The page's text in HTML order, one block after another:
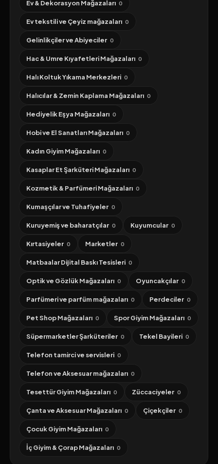
Ev & Dekorasyon Mağazaları 0
Ev tekstili ve Çeyiz mağazaları 0
Gelinlikçiler ve Abiyeciler 0
Hac & Umre Kıyafetleri Mağazaları 0
Halı Koltuk Yıkama Merkezleri 0
Halıcılar & Zemin Kaplama Mağazaları 0
Hediyelik Eşya Mağazaları 0
Hobi ve El Sanatları Mağazaları 0
Kadın Giyim Mağazaları 0
Kasaplar Et Şarküteri Mağazaları 0
Kozmetik & Parfümeri Mağazaları 0
Kumaşçılar ve Tuhafiyeler 0
Kuruyemiş ve baharatçılar 0 Kuyumcular 0
Kırtasiyeler 0 Marketler 0
Matbaalar Dijital Baskı Tesisleri 0
Optik ve Gözlük Mağazaları 0 Oyuncakçılar 0
Parfümeri ve parfüm mağazaları 0 Perdeciler 0
Pet Shop Mağazaları 0 Spor Giyim Mağazaları 0
Süpermarketler Şarküteriler 0 Tekel Bayileri 0
Telefon tamirci ve servisleri 0
Telefon ve Aksesuar mağazaları 0
Tesettür Giyim Mağazaları 0 Züccaciyeler 0
Çanta ve Aksesuar Mağazaları 0 Çiçekçiler 0
Çocuk Giyim Mağazaları 0
İç Giyim & Çorap Mağazaları 0